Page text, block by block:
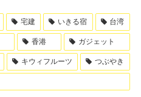
宅建 いきる宿 台湾
香港 ガジェット
キウィフルーツ つぶやき